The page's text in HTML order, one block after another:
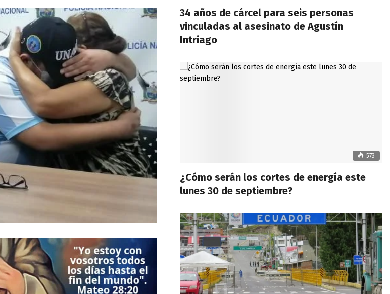
34 años de cárcel para seis personas
vinculadas al asesinato de Agustín
Intriago
573
¿Cómo serán los cortes de energía este
lunes 30 de septiembre?